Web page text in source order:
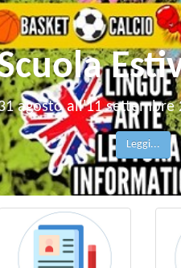
agosto all'11
Leggi...